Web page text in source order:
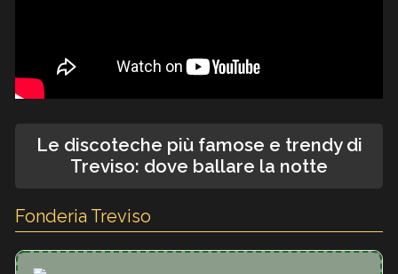
Le discoteche più famose e trendy di
Treviso: dove ballare la notte
Fonderia Treviso